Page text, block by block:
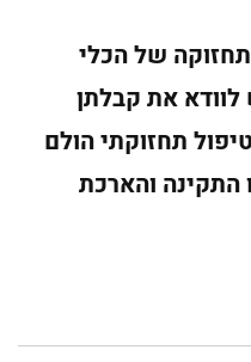
של הכלי
את קבלתן
תחזוקתי הולם
התקינה והארכת